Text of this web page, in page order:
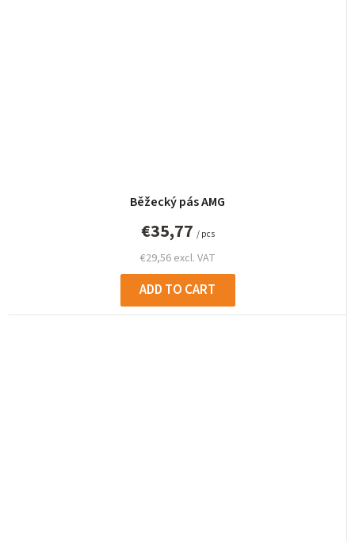
Běžecký pás AMG
€29,56 excl. VAT
€35,77 / pcs
ADD TO CART